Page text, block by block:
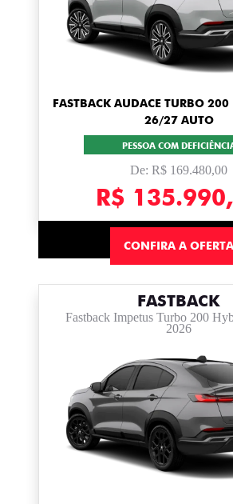
FASTBACK AUDACE TURBO 200
26/27 AUTO
PESSOA COM
De: R$ 169.480,00
R$
CONFIRA A OFERTA
FASTBACK
Fastback Impetus Turbo 200
2026